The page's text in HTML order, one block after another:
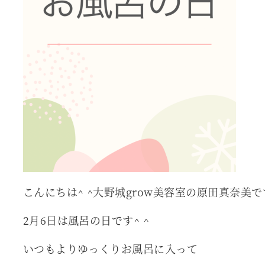
こんにちは^ ^大野城grow美容室の原田真奈美
2月6日は風呂の日です^ ^
いつもよりゆっくりお風呂に入って